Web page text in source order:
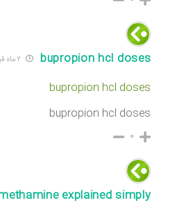
bupropion hcl doses
bupropion hcl doses
bupropion hcl doses
۰
explained simply